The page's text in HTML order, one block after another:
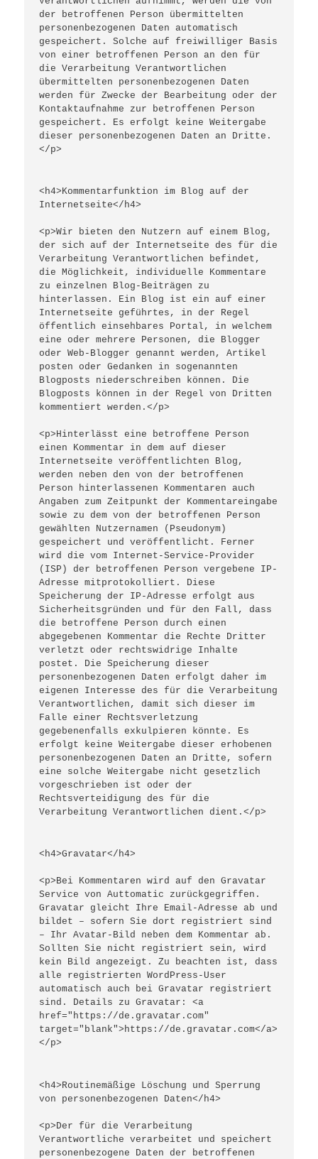
der betroffenen Person übermittelten
personenbezogenen Daten automatisch
gespeichert. Solche auf freiwilliger Basis
von einer betroffenen Person an den für
die Verarbeitung Verantwortlichen
übermittelten personenbezogenen Daten
werden für Zwecke der Bearbeitung oder der
Kontaktaufnahme zur betroffenen Person
gespeichert. Es erfolgt keine Weitergabe
dieser personenbezogenen Daten an Dritte.
</p>
<h4>Kommentarfunktion im Blog auf der
Internetseite</h4>
<p>Wir bieten den Nutzern auf einem Blog,
der sich auf der Internetseite des für die
Verarbeitung Verantwortlichen befindet,
die Möglichkeit, individuelle Kommentare
zu einzelnen Blog-Beiträgen zu
hinterlassen. Ein Blog ist ein auf einer
Internetseite geführtes, in der Regel
öffentlich einsehbares Portal, in welchem
eine oder mehrere Personen, die Blogger
oder Web-Blogger genannt werden, Artikel
posten oder Gedanken in sogenannten
Blogposts niederschreiben können. Die
Blogposts können in der Regel von Dritten
kommentiert werden.</p>
<p>Hinterlässt eine betroffene Person
einen Kommentar in dem auf dieser
Internetseite veröffentlichten Blog,
werden neben den von der betroffenen
Person hinterlassenen Kommentaren auch
Angaben zum Zeitpunkt der Kommentareingabe
sowie zu dem von der betroffenen Person
gewählten Nutzernamen (Pseudonym)
gespeichert und veröffentlicht. Ferner
wird die vom Internet-Service-Provider
(ISP) der betroffenen Person vergebene IP-
Adresse mitprotokolliert. Diese
Speicherung der IP-Adresse erfolgt aus
Sicherheitsgründen und für den Fall, dass
die betroffene Person durch einen
abgegebenen Kommentar die Rechte Dritter
verletzt oder rechtswidrige Inhalte
postet. Die Speicherung dieser
personenbezogenen Daten erfolgt daher im
eigenen Interesse des für die Verarbeitung
Verantwortlichen, damit sich dieser im
Falle einer Rechtsverletzung
gegebenenfalls exkulpieren könnte. Es
erfolgt keine Weitergabe dieser erhobenen
personenbezogenen Daten an Dritte, sofern
eine solche Weitergabe nicht gesetzlich
vorgeschrieben ist oder der
Rechtsverteidigung des für die
Verarbeitung Verantwortlichen dient.</p>
<h4>Gravatar</h4>
<p>Bei Kommentaren wird auf den Gravatar
Service von Auttomatic zurückgegriffen.
Gravatar gleicht Ihre Email-Adresse ab und
bildet – sofern Sie dort registriert sind
– Ihr Avatar-Bild neben dem Kommentar ab.
Sollten Sie nicht registriert sein, wird
kein Bild angezeigt. Zu beachten ist, dass
alle registrierten WordPress-User
automatisch auch bei Gravatar registriert
sind. Details zu Gravatar: <a
href="https://de.gravatar.com"
target="blank">https://de.gravatar.com</a>
</p>
<h4>Routinemäßige Löschung und Sperrung
von personenbezogenen Daten</h4>
<p>Der für die Verarbeitung
Verantwortliche verarbeitet und speichert
personenbezogene Daten der betroffenen